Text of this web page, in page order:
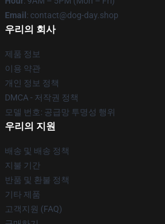
Email : contact@dog-day.shop
우리의 회사
제품 정보
이용 약관
개인 정보 정책
DMCA - 저작권 정책
모델 번호: 공급망 투명성 행위
우리의 지원
배송 및 배송 정책
지불 기간
반품 및 환불 정책
기타 제품
고객지원 (FAQ)